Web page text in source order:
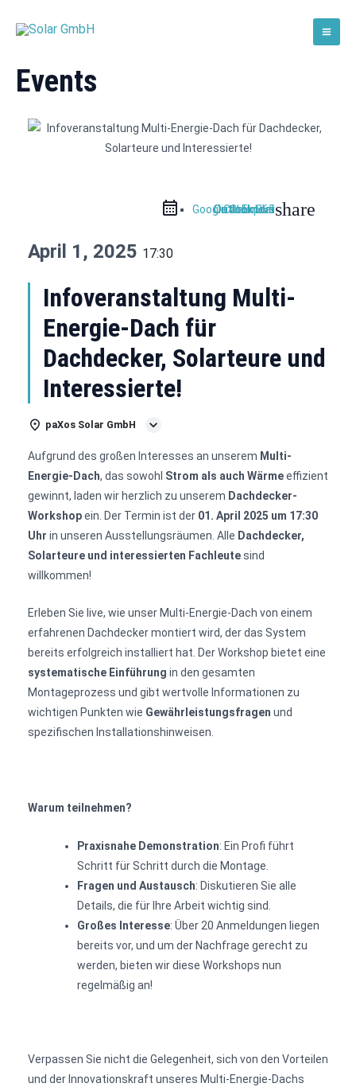
Inhalt
Events
iCal Export
Google Calendar
Outlook 365
Outlook Liveshare
April 1, 2025 17:30
Infoveranstaltung Multi-
Energie-Dach für
Dachdecker, Solarteure und
Interessierte!
paXos Solar GmbH
Aufgrund des großen Interesses an unserem Multi-
Energie-Dach, das sowohl Strom als auch Wärmeeffizient
gewinnt, laden wir herzlich zu unserem Dachdecker-
Workshopein. Der Termin ist der 01. April 2025 um 17:30
Uhr in unseren Ausstellungsräumen. Alle Dachdecker,
Solarteure und interessierten Fachleutesind
willkommen!
Erleben Sie live, wie unser Multi-Energie-Dach von einem
erfahrenen Dachdecker montiert wird, der das System
bereits erfolgreich installiert hat. Der Workshop bietet eine
systematische Einführung in den gesamten
Montageprozess und gibt wertvolle Informationen zu
wichtigen Punkten wie Gewährleistungsfragen und
spezifischen Installationshinweisen.
Warum teilnehmen?
Praxisnahe Demonstration: Ein Profi führt
Schritt für Schritt durch die Montage.
Fragen und Austausch: Diskutieren Sie alle
Details, die für Ihre Arbeit wichtig sind.
Großes Interesse: Über 20 Anmeldungen liegen
bereits vor, und um der Nachfrage gerecht zu
werden, bieten wir diese Workshops nun
regelmäßig an!
Verpassen Sie nicht die Gelegenheit, sich von den Vorteilen
und der Innovationskraft unseres Multi-Energie-Dachs